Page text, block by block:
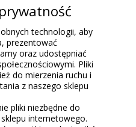
Bellugio, którzy kupili lub
recenzję. Ocena podana w
ocen. Po moderacji
jak i negatywne opinie.
technologii, aby
prezentować
oraz udostępniać
Pliki
do mierzenia ruchu i
z naszego sklepu
pliki niezbędne do
internetowego.